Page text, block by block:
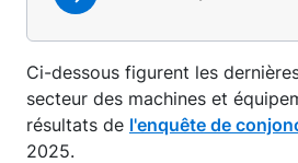
Ci-dessous figurent les
secteur des machines et
résultats de l'enquête de
2025.